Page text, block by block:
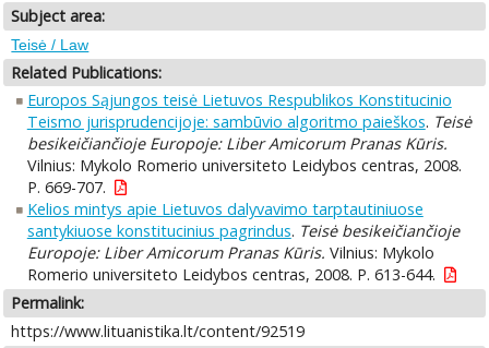
Subject area:
Teisė / Law
Related Publications:
Europos Sąjungos teisė Lietuvos Respublikos Konstitucinio
Teismo jurisprudencijoje: sambūvio algoritmo paieškos. Teisė
besikeičiančioje Europoje: Liber Amicorum Pranas Kūris.
Vilnius: Mykolo Romerio universiteto Leidybos centras, 2008.
P. 669-707.
Kelios mintys apie Lietuvos dalyvavimo tarptautiniuose
santykiuose konstitucinius pagrindus. Teisė besikeičiančioje
Europoje: Liber Amicorum Pranas Kūris. Vilnius: Mykolo
Romerio universiteto Leidybos centras, 2008. P. 613-644.
Permalink:
https://www.lituanistika.lt/content/92519